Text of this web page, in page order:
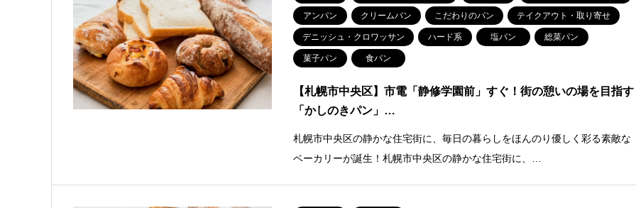
アンパン クリームパン こだわりのパン テイクアウト・取り寄せ
デニッシュ・クロワッサン ハード系 塩パン 総菜パン
菓子パン 食パン
【札幌市中央区】市電「静修学園前」すぐ！街の憩いの場を目指す
「かしのきパン」…
札幌市中央区の静かな住宅街に、毎日の暮らしをほんのり優しく彩る素敵な
ベーカリーが誕生！札幌市中央区の静かな住宅街に、…